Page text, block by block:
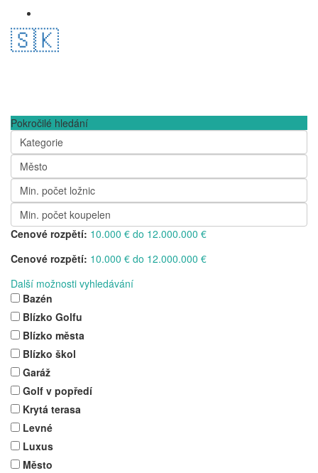
🇸🇰
Pokročilé hledání
Kategorie
Město
Min. počet ložnic
Min. počet koupelen
Cenové rozpětí: 10.000 € do 12.000.000 €
Cenové rozpětí: 10.000 € do 12.000.000 €
Další možnosti vyhledávání
Bazén
Blízko Golfu
Blízko města
Blízko škol
Garáž
Golf v popředí
Krytá terasa
Levné
Luxus
Město